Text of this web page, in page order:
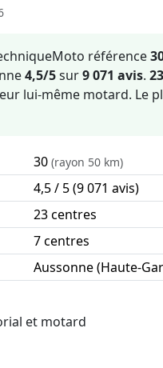
référence
4,5/5sur9 071 avis. 23
lui-même motard. Le
30 (rayon 50 km)
4,5 / 5 (9 071 avis)
23 centres
7 centres
Aussonne (Haute-
et motard